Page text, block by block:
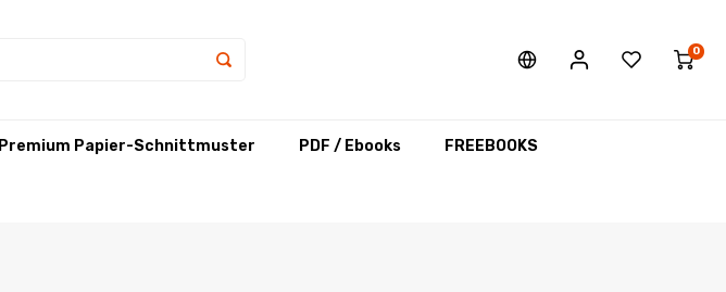
0
Premium Papier-Schnittmuster PDF / Ebooks FREEBOOKS